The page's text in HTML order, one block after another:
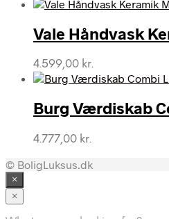
Vale Håndvask
4.599,00 kr.
Burg Værdiskab
4.777,00 kr.
© BoligLuksus.dk
×
×